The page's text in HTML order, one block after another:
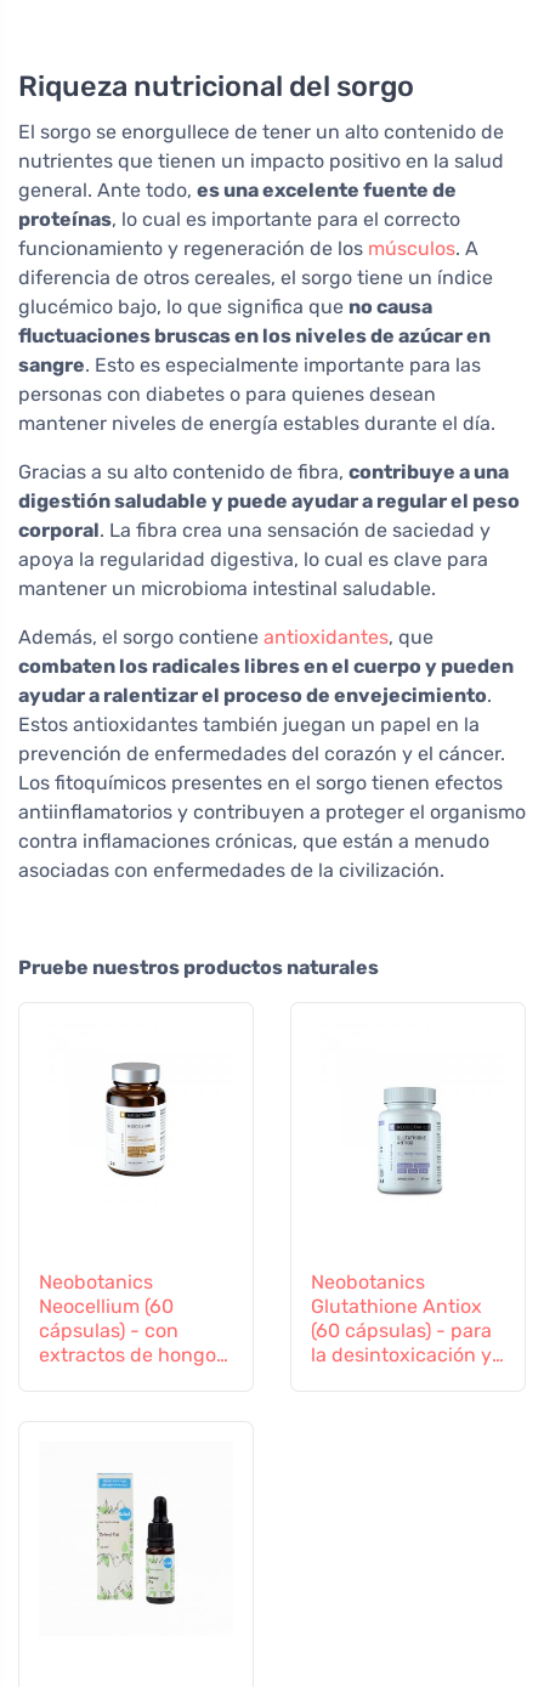
Riqueza nutricional del sorgo
El sorgo se enorgullece de tener un alto contenido de
nutrientes que tienen un impacto positivo en la salud
general. Ante todo, es una excelente fuente de
proteínas, lo cual es importante para el correcto
funcionamiento y regeneración de los músculos. A
diferencia de otros cereales, el sorgo tiene un índice
glucémico bajo, lo que significa que no causa
fluctuaciones bruscas en los niveles de azúcar en
sangre. Esto es especialmente importante para las
personas con diabetes o para quienes desean
mantener niveles de energía estables durante el día.
Gracias a su alto contenido de fibra, contribuye a una
digestión saludable y puede ayudar a regular el peso
corporal. La fibra crea una sensación de saciedad y
apoya la regularidad digestiva, lo cual es clave para
mantener un microbioma intestinal saludable.
Además, el sorgo contiene antioxidantes, que
combaten los radicales libres en el cuerpo y pueden
ayudar a ralentizar el proceso de envejecimiento.
Estos antioxidantes también juegan un papel en la
prevención de enfermedades del corazón y el cáncer.
Los fitoquímicos presentes en el sorgo tienen efectos
antiinflamatorios y contribuyen a proteger el organismo
contra inflamaciones crónicas, que están a menudo
asociadas con enfermedades de la civilización.
Pruebe nuestros productos naturales
Neobotanics
Neocellium (60
cápsulas) - con
extractos de hongos
Neobotanics
Glutathione Antiox
(60 cápsulas) - para
la desintoxicación y